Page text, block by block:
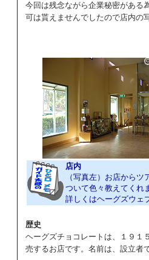
今回は残念ながら企業秘密がある
可は貰えませんでしたので店内の
店内
（写真左）お店から
ついて色々教えてくれ
詳しくはヘーグズ
歴史
ヘーグズチョコレートは、１９１
売するお店です。名前は、設立者